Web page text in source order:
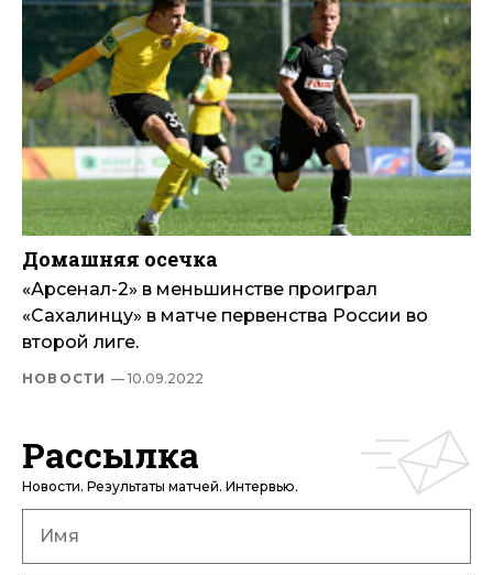
Домашняя осечка
«Арсенал-2» в меньшинстве проиграл
«Сахалинцу» в матче первенства России во
второй лиге.
НОВОСТИ — 10.09.2022
Рассылка
Новости. Результаты матчей. Интервью.